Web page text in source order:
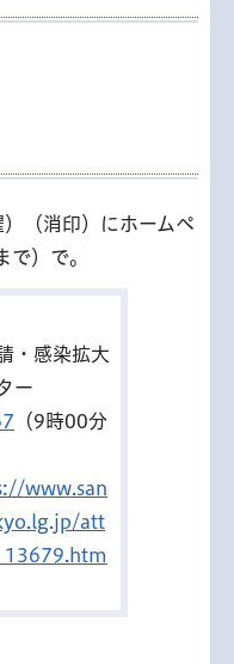
（消印）にホームペ
）で。
・感染拡大
ー
（9時00分
www.san
att